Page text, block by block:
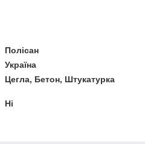
Полісан
Україна
Цегла, Бетон, Штукатурка
Ні